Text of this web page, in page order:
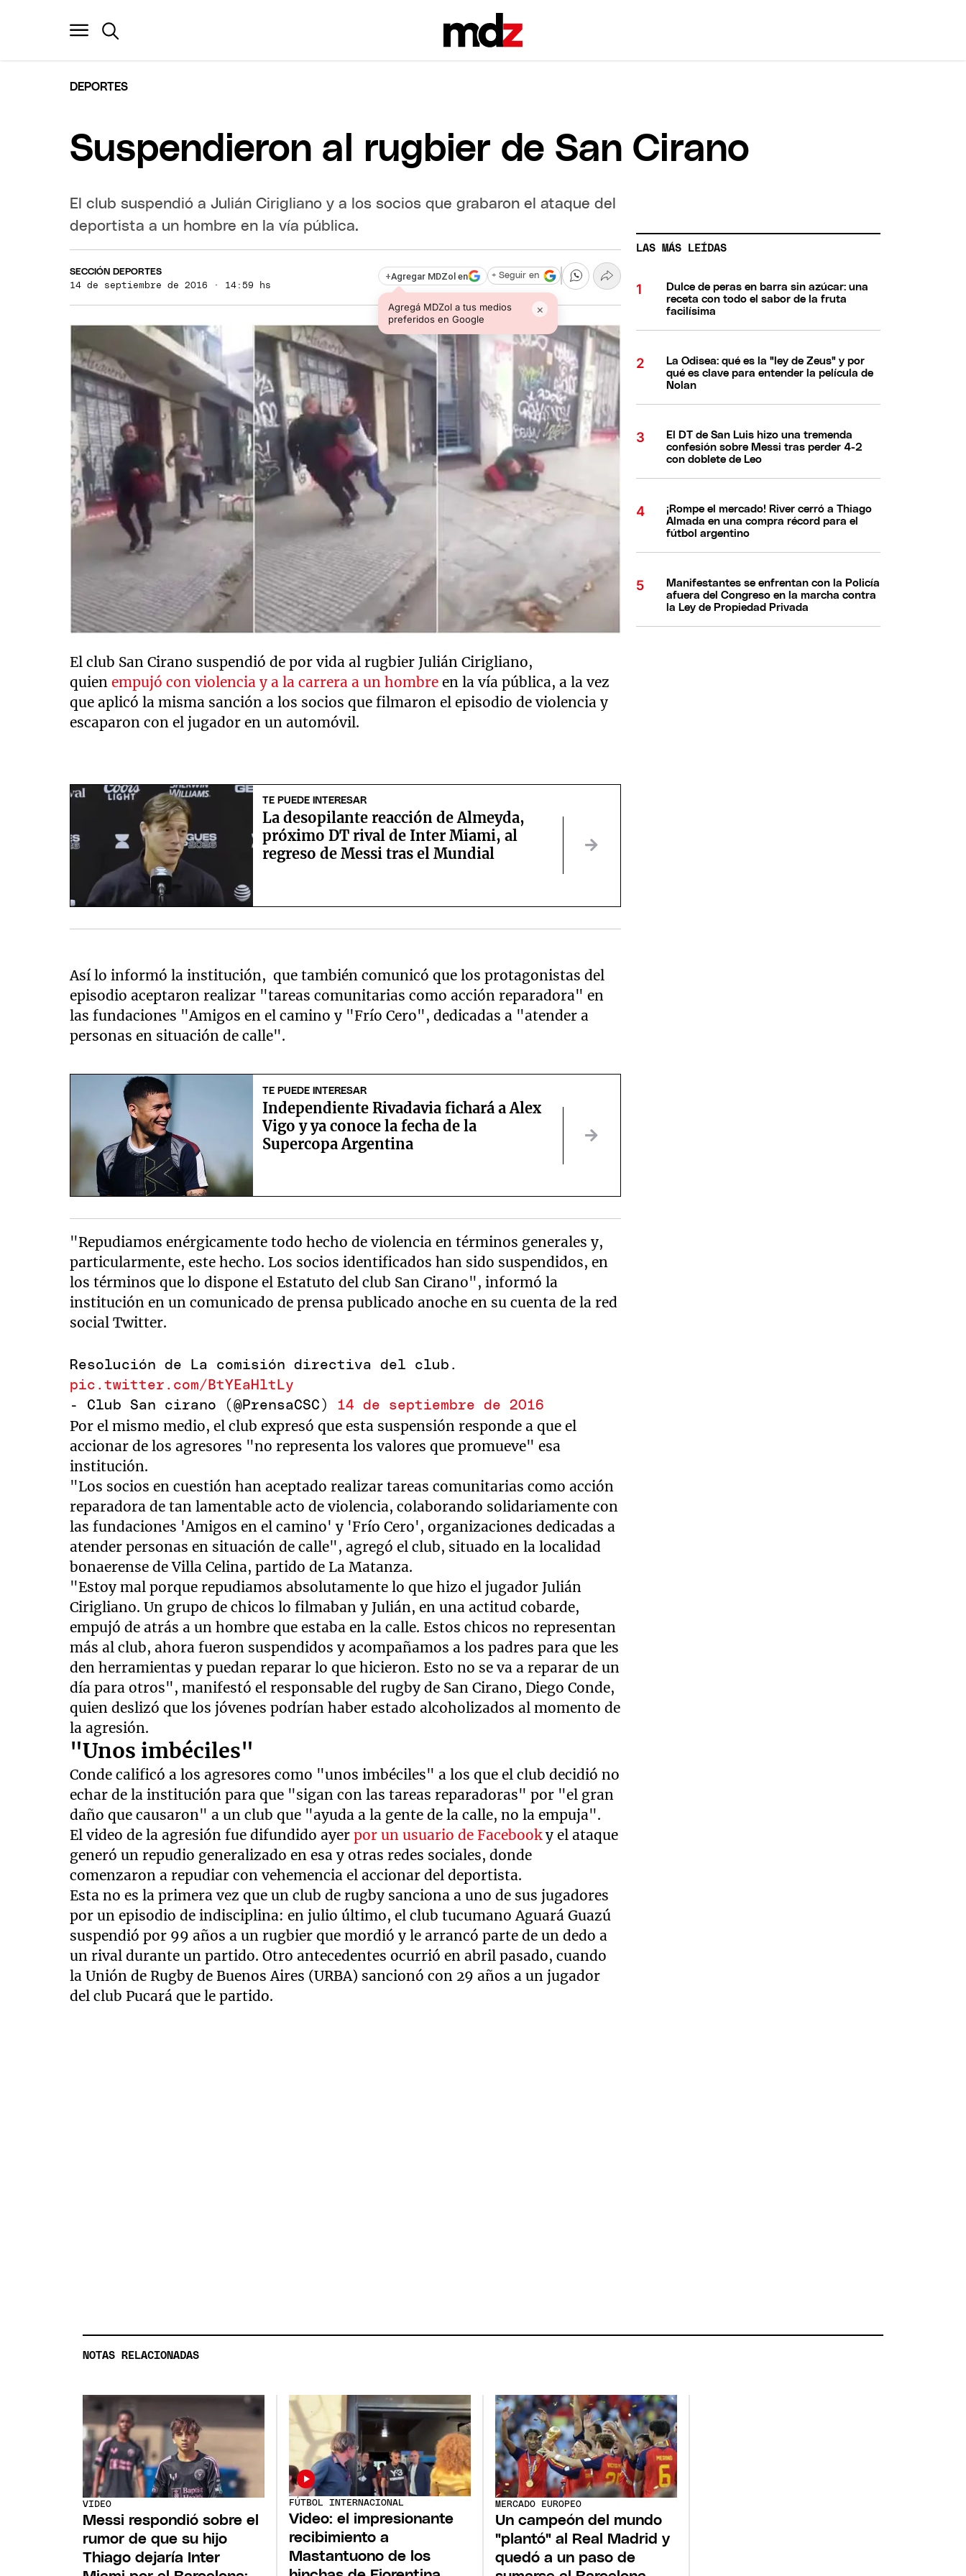
DEPORTES
Suspendieron al rugbier de San Cirano
El club suspendió a Julián Cirigliano y a los socios que grabaron el ataque del
deportista a un hombre en la vía pública.
SECCIÓN DEPORTES
14 de septiembre de 2016 · 14:59 hs
+Agregar MDZol en
Agregá MDZol a tus medios
preferidos en Google
×
+ Seguir en
El club San Cirano suspendió de por vida al rugbier Julián Cirigliano,
quienempujó con violencia y a la carrera a un hombre en la vía pública, a la vez
que aplicó la misma sanción a los socios que filmaron el episodio de violencia y
escaparon con el jugador en un automóvil.
TE PUEDE INTERESAR
La desopilante reacción de Almeyda,
próximo DT rival de Inter Miami, al
regreso de Messi tras el Mundial
Así lo informó la institución, que también comunicó que los protagonistas del
episodio aceptaron realizar "tareas comunitarias como acción reparadora" en
las fundaciones "Amigos en el camino y "Frío Cero", dedicadas a "atender a
personas en situación de calle".
TE PUEDE INTERESAR
Independiente Rivadavia fichará a Alex
Vigo y ya conoce la fecha de la
Supercopa Argentina
"Repudiamos enérgicamente todo hecho de violencia en términos generales y,
particularmente, este hecho. Los socios identificados han sido suspendidos, en
los términos que lo dispone el Estatuto del club San Cirano", informó la
institución en un comunicado de prensa publicado anoche en su cuenta de la red
social Twitter.
Resolución de La comisión directiva del club.
pic.twitter.com/BtYEaHltLy
- Club San cirano (@PrensaCSC) 14 de septiembre de 2016
Por el mismo medio, el club expresó que esta suspensión responde a que el
accionar de los agresores "no representa los valores que promueve" esa
institución.
"Los socios en cuestión han aceptado realizar tareas comunitarias como acción
reparadora de tan lamentable acto de violencia, colaborando solidariamente con
las fundaciones 'Amigos en el camino' y 'Frío Cero', organizaciones dedicadas a
atender personas en situación de calle", agregó el club, situado en la localidad
bonaerense de Villa Celina, partido de La Matanza.
"Estoy mal porque repudiamos absolutamente lo que hizo el jugador Julián
Cirigliano. Un grupo de chicos lo filmaban y Julián, en una actitud cobarde,
empujó de atrás a un hombre que estaba en la calle. Estos chicos no representan
más al club, ahora fueron suspendidos y acompañamos a los padres para que les
den herramientas y puedan reparar lo que hicieron. Esto no se va a reparar de un
día para otros", manifestó el responsable del rugby de San Cirano, Diego Conde,
quien deslizó que los jóvenes podrían haber estado alcoholizados al momento de
la agresión.
"Unos imbéciles"
Conde calificó a los agresores como "unos imbéciles" a los que el club decidió no
echar de la institución para que "sigan con las tareas reparadoras" por "el gran
daño que causaron" a un club que "ayuda a la gente de la calle, no la empuja".
El video de la agresión fue difundido ayerpor un usuario de Facebooky el ataque
generó un repudio generalizado en esa y otras redes sociales, donde
comenzaron a repudiar con vehemencia el accionar del deportista.
Esta no es la primera vez que un club de rugby sanciona a uno de sus jugadores
por un episodio de indisciplina: en julio último, el club tucumano Aguará Guazú
suspendió por 99 años a un rugbier que mordió y le arrancó parte de un dedo a
un rival durante un partido. Otro antecedentes ocurrió en abril pasado, cuando
la Unión de Rugby de Buenos Aires (URBA) sancionó con 29 años a un jugador
del club Pucará que le partido.
LAS MÁS LEÍDAS
Dulce de peras en barra sin azúcar: una
receta con todo el sabor de la fruta
facilísima
La Odisea: qué es la "ley de Zeus" y por
qué es clave para entender la película de
Nolan
El DT de San Luis hizo una tremenda
confesión sobre Messi tras perder 4-2
con doblete de Leo
¡Rompe el mercado! River cerró a Thiago
Almada en una compra récord para el
fútbol argentino
Manifestantes se enfrentan con la Policía
afuera del Congreso en la marcha contra
la Ley de Propiedad Privada
NOTAS RELACIONADAS
VIDEO
Messi respondió sobre el
rumor de que su hijo
Thiago dejaría Inter
FÚTBOL INTERNACIONAL
Video: el impresionante
recibimiento a
Mastantuono de los
MERCADO EUROPEO
Un campeón del mundo
"plantó" al Real Madrid y
quedó a un paso de